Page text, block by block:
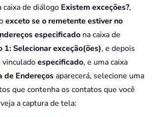
caixa de diálogo Existem exceções?,
exceto se o remetente estiver no
especificado na caixa de
1: Selecionar exceção(ões), e depois
especificado, e uma caixa
de Endereçosaparecerá, selecione uma
que contenha os contatos que você
a captura de tela: